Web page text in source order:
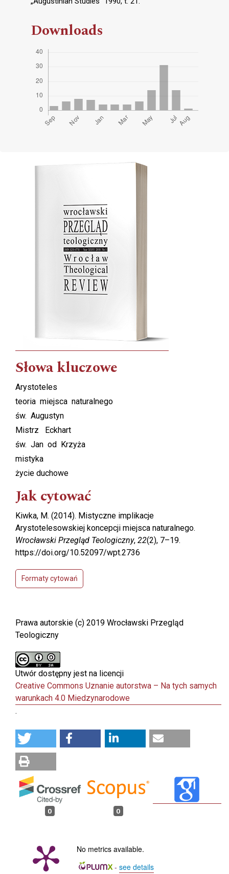
Downloads
Cover image
Słowa kluczowe
Arystoteles
teoria miejsca naturalnego
św. Augustyn
Mistrz Eckhart
św. Jan od Krzyża
mistyka
życie duchowe
Jak cytować
Kiwka, M. (2014). Mistyczne implikacje
Arystotelesowskiej koncepcji miejsca naturalnego.
Wrocławski Przegląd Teologiczny, 22(2), 7–19.
https://doi.org/10.52097/wpt.2736
Formaty cytowań
Prawa autorskie (c) 2019 Wrocławski Przegląd
Teologiczny
Utwór dostępny jest na licencji
Creative Commons Uznanie autorstwa – Na tych samych
warunkach 4.0 Miedzynarodowe
.
0 0
No metrics available.
- see details